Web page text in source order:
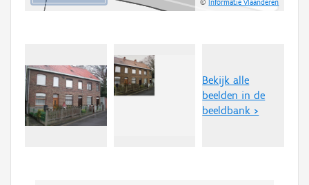
©Informatie Vlaanderen
Bekijk alle
beelden in de
beeldbank >